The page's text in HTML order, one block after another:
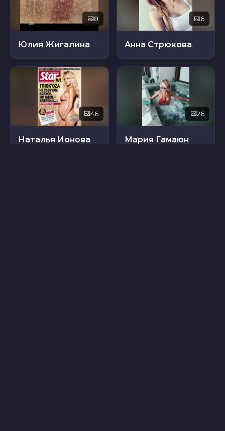
8
Юлия Жигалина
6
Анна Стрюкова
46
Наталья Ионова
26
Мария Гамаюн